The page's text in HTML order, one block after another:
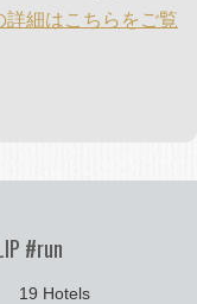
詳細はこちらをご覧
#run
19 Hotels